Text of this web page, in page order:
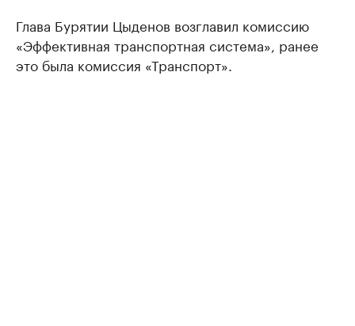
Глава Бурятии Цыденов возглавил комиссию
«Эффективная транспортная система», ранее
это была комиссия «Транспорт».